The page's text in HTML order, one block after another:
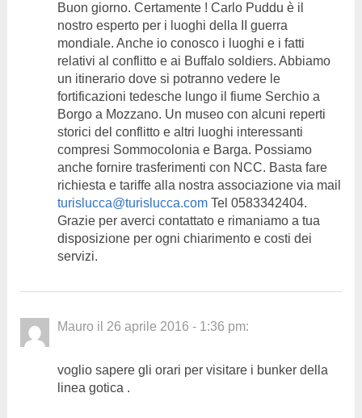
Buon giorno. Certamente ! Carlo Puddu è il
nostro esperto per i luoghi della II guerra
mondiale. Anche io conosco i luoghi e i fatti
relativi al conflitto e ai Buffalo soldiers. Abbiamo
un itinerario dove si potranno vedere le
fortificazioni tedesche lungo il fiume Serchio a
Borgo a Mozzano. Un museo con alcuni reperti
storici del conflitto e altri luoghi interessanti
compresi Sommocolonia e Barga. Possiamo
anche fornire trasferimenti con NCC. Basta fare
richiesta e tariffe alla nostra associazione via mail
turislucca@turislucca.comTel 0583342404.
Grazie per averci contattato e rimaniamo a tua
disposizione per ogni chiarimento e costi dei
servizi.
Mauro il 26 aprile 2016 - 1:36 pm:
voglio sapere gli orari per visitare i bunker della
linea gotica .